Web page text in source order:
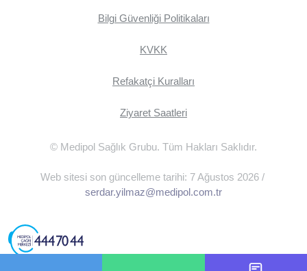
Bilgi Güvenliği Politikaları
KVKK
Refakatçi Kuralları
Ziyaret Saatleri
© Medipol Sağlık Grubu. Tüm Hakları Saklıdır.
Web sitesi son güncelleme tarihi: 7 Ağustos 2026 /
serdar.yilmaz@medipol.com.tr